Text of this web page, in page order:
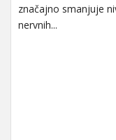
značajno smanjuje
nervnih...